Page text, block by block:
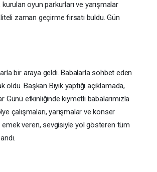
oyun parkurları ve yarışmalar
zaman geçirme fırsatı buldu. Gün
bir araya geldi. Babalarla sohbet eden
Başkan Bıyık yaptığı açıklamada,
etkinliğinde kıymetli babalarımızla
çalışmaları, yarışmalar ve konser
veren, sevgisiyle yol gösteren tüm